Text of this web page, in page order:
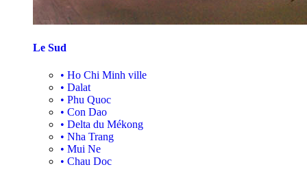
Le Sud
• Ho Chi Minh ville
• Dalat
• Phu Quoc
• Con Dao
• Delta du Mékong
• Nha Trang
• Mui Ne
• Chau Doc